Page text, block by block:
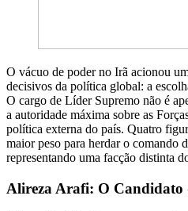
O vácuo de poder no Irã acionou
decisivos da política global: a
O cargo de Líder Supremo não é
a autoridade máxima sobre as
política externa do país. Quatro
maior peso para herdar o comando
representando uma facção distinta
Alireza Arafi: O Candidato